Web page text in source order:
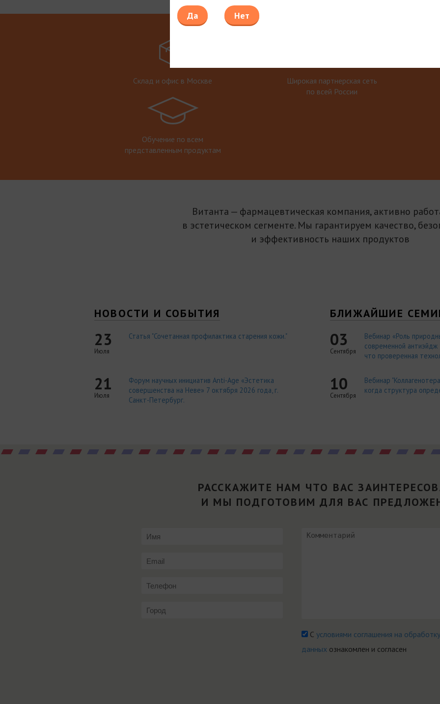
Склад и офис в Москве
Широкая партнерская сеть
по всей России
Обучение по всем
представленным продуктам
Витанта — фармацевтическая компания, активно
в эстетическом сегменте. Мы гарантируем качество,
и эффективность наших продуктов
НОВОСТИ И СОБЫТИЯ
23
Июля
Статья "Сочетанная профилактика старения кожи."
21
Июля
Форум научных инициатив Anti-Age «Эстетика
совершенства на Неве» 7 октября 2026 года, г.
Санкт-Петербург.
БЛИЖАЙШИЕ
03
Сентября
Вебинар «Роль
современной
что проверенная
10
Сентября
Вебинар
когда структура
РАССКАЖИТЕ НАМ ЧТО ВАС
И МЫ ПОДГОТОВИМ ДЛЯ ВАС
Сусловиями соглашения на
данных ознакомлен и согласен
Да Нет